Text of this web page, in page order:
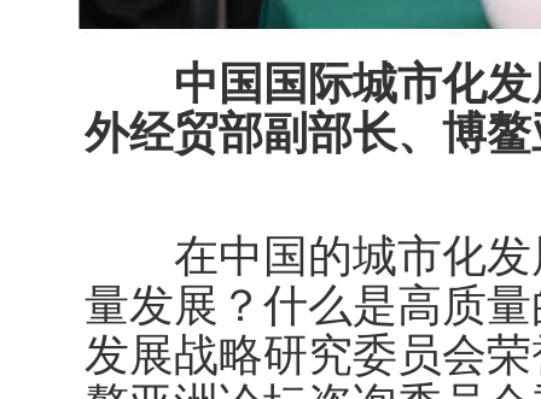
中国国际城市化
外经贸部副部长、博
在中国的城市化发
量发展？什么是高质
发展战略研究委员会